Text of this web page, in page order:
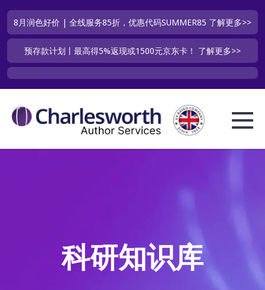
8月润色好价 | 全线服务85折，优惠代码SUMMER85 了解更多>>
预存款计划丨最高得5%返现或1500元京东卡！ 了解更多>>
科研知识库